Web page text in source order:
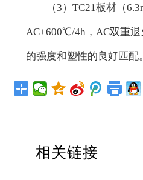
（3）TC21板材（
AC+600℃/4h，AC双重
的强度和塑性的良好匹配。
相关链接